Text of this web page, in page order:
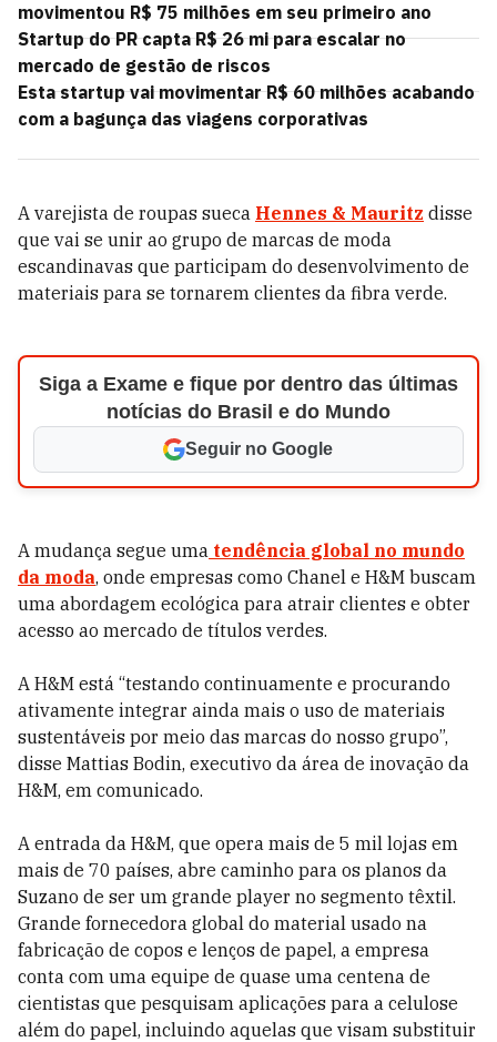
movimentou R$ 75 milhões em seu primeiro ano
Startup do PR capta R$ 26 mi para escalar no
mercado de gestão de riscos
Esta startup vai movimentar R$ 60 milhões acabando
com a bagunça das viagens corporativas
A varejista de roupas sueca Hennes & Mauritz disse
que vai se unir ao grupo de marcas de moda
escandinavas que participam do desenvolvimento de
materiais para se tornarem clientes da fibra verde.
Siga a Exame e fique por dentro das últimas
notícias do Brasil e do Mundo
Seguir no Google
A mudança segue uma tendência global no mundo
da moda, onde empresas como Chanel e H&M buscam
uma abordagem ecológica para atrair clientes e obter
acesso ao mercado de títulos verdes.
A H&M está “testando continuamente e procurando
ativamente integrar ainda mais o uso de materiais
sustentáveis ​​por meio das marcas do nosso grupo”,
disse Mattias Bodin, executivo da área de inovação da
H&M, em comunicado.
A entrada da H&M, que opera mais de 5 mil lojas em
mais de 70 países, abre caminho para os planos da
Suzano de ser um grande player no segmento têxtil.
Grande fornecedora global do material usado na
fabricação de copos e lenços de papel, a empresa
conta com uma equipe de quase uma centena de
cientistas que pesquisam aplicações para a celulose
além do papel, incluindo aquelas que visam substituir